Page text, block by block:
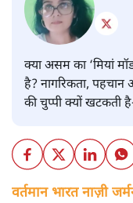
क्या असम का ‘मियां
है? नागरिकता, पहचान
की चुप्पी क्यों खटकती
वर्तमान भारत नाज़ी